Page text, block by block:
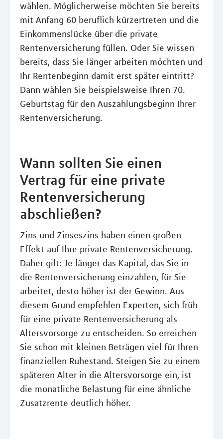
wählen. Möglicherweise möchten Sie bereits
mit Anfang 60 beruflich kürzertreten und die
Einkommenslücke über die private
Rentenversicherung füllen. Oder Sie wissen
bereits, dass Sie länger arbeiten möchten und
Ihr Rentenbeginn damit erst später eintritt?
Dann wählen Sie beispielsweise Ihren 70.
Geburtstag für den Auszahlungsbeginn Ihrer
Rentenversicherung.
Wann sollten Sie einen
Vertrag für eine private
Rentenversicherung
abschließen?
Zins und Zinseszins haben einen großen
Effekt auf Ihre private Rentenversicherung.
Daher gilt: Je länger das Kapital, das Sie in
die Rentenversicherung einzahlen, für Sie
arbeitet, desto höher ist der Gewinn. Aus
diesem Grund empfehlen Experten, sich früh
für eine private Rentenversicherung als
Altersvorsorge zu entscheiden. So erreichen
Sie schon mit kleinen Beträgen viel für Ihren
finanziellen Ruhestand. Steigen Sie zu einem
späteren Alter in die Altersvorsorge ein, ist
die monatliche Belastung für eine ähnliche
Zusatzrente deutlich höher.